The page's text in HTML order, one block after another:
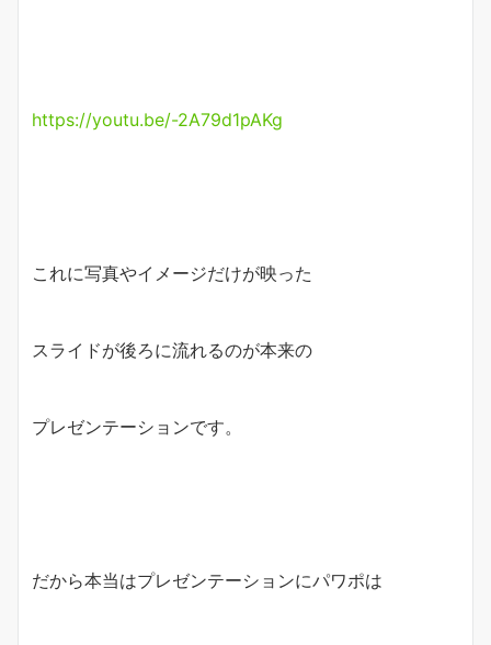
https://youtu.be/-2A79d1pAKg
これに写真やイメージだけが映った
スライドが後ろに流れるのが本来の
プレゼンテーションです。
だから本当はプレゼンテーションにパワポは